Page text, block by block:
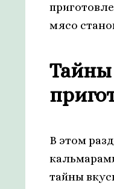
мясо
Тайны
В этом
тайны